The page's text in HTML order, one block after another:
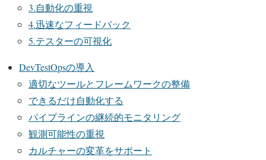
3.自動化の重視
4.迅速なフィードバック
5.テスターの可視化
DevTestOpsの導入
適切なツールとフレームワークの整備
できるだけ自動化する
パイプラインの継続的モニタリング
観測可能性の重視
カルチャーの変革をサポート